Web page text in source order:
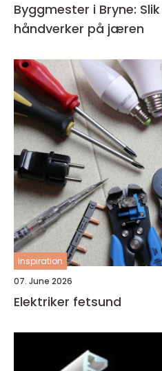
Byggmester i Bryne:
håndverker på jæren
inspiration
07. June 2026
Elektriker fetsund